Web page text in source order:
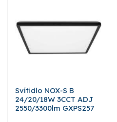
Svítidlo NOX-S B
24/20/18W 3CCT ADJ
2550/3300lm GXPS257